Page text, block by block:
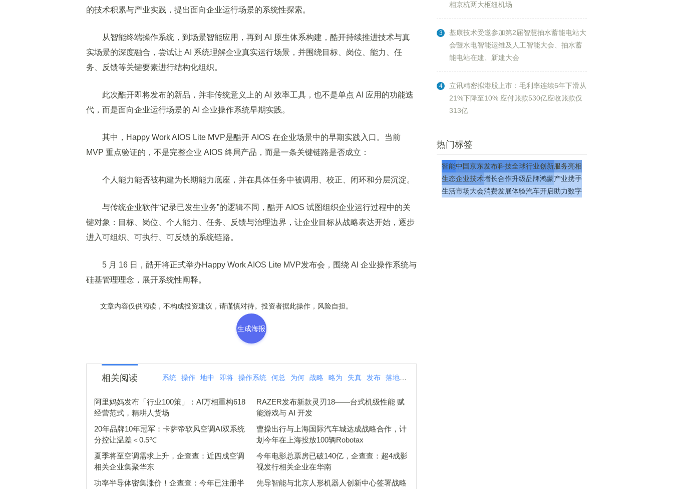
的技术积累与产业实践，提出面向企业运行场景的系统性探索。
从智能终端操作系统，到场景智能应用，再到 AI 原生体系构建，酷开持续推进技术与真
实场景的深度融合，尝试让 AI 系统理解企业真实运行场景，并围绕目标、岗位、能力、任
务、反馈等关键要素进行结构化组织。
此次酷开即将发布的新品，并非传统意义上的 AI 效率工具，也不是单点 AI 应用的功能迭
代，而是面向企业运行场景的 AI 企业操作系统早期实践。
其中，Happy Work AIOS Lite MVP是酷开 AIOS 在企业场景中的早期实践入口。当前
MVP 重点验证的，不是完整企业 AIOS 终局产品，而是一条关键链路是否成立：
个人能力能否被构建为长期能力底座，并在具体任务中被调用、校正、闭环和分层沉淀。
与传统企业软件“记录已发生业务”的逻辑不同，酷开 AIOS 试图组织企业运行过程中的关
键对象：目标、岗位、个人能力、任务、反馈与治理边界，让企业目标从战略表达开始，逐步
进入可组织、可执行、可反馈的系统链路。
5 月 16 日，酷开将正式举办Happy Work AIOS Lite MVP发布会，围绕 AI 企业操作系统与
硅基管理理念，展开系统性阐释。
文章内容仅供阅读，不构成投资建议，请谨慎对待。投资者据此操作，风险自担。
生成海报
相关阅读 系统 操作 地中 即将 操作系统 何总 为何 战略 略为 失真 发布 落地
阿里妈妈发布「行业100策」：AI万相重构618
经营范式，精耕人货场
RAZER发布新款灵刃18――台式机级性能 赋
能游戏与 AI 开发
20年品牌10年冠军：卡萨帝软风空调AI双系统
分控让温差＜0.5℃
曹操出行与上海国际汽车城达成战略合作，计
划今年在上海投放100辆Robotax
夏季将至空调需求上升，企查查：近四成空调
相关企业集聚华东
今年电影总票房已破140亿，企查查：超4成影
视发行相关企业在华南
功率半导体密集涨价！企查查：今年已注册半
先导智能与北京人形机器人创新中心签署战略
相京杭两大枢纽机场
3
基康技术受邀参加第2届智慧抽水蓄能电站大
会暨水电智能运维及人工智能大会、抽水蓄
能电站在建、新建大会
4
立讯精密拟港股上市：毛利率连续6年下滑从
21%下降至10% 应付账款530亿应收账款仅
313亿
热门标签
智能中国京东发布科技全球行业创新服务亮相
生态企业技术增长合作升级品牌鸿蒙产业携手
生活市场大会消费发展体验汽车开启助力数字